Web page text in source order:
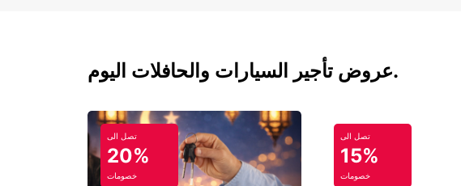
عروض تأجير السيارات والحافلات اليوم.
تصل الى
20%
خصومات
تصل الى
15%
خصومات